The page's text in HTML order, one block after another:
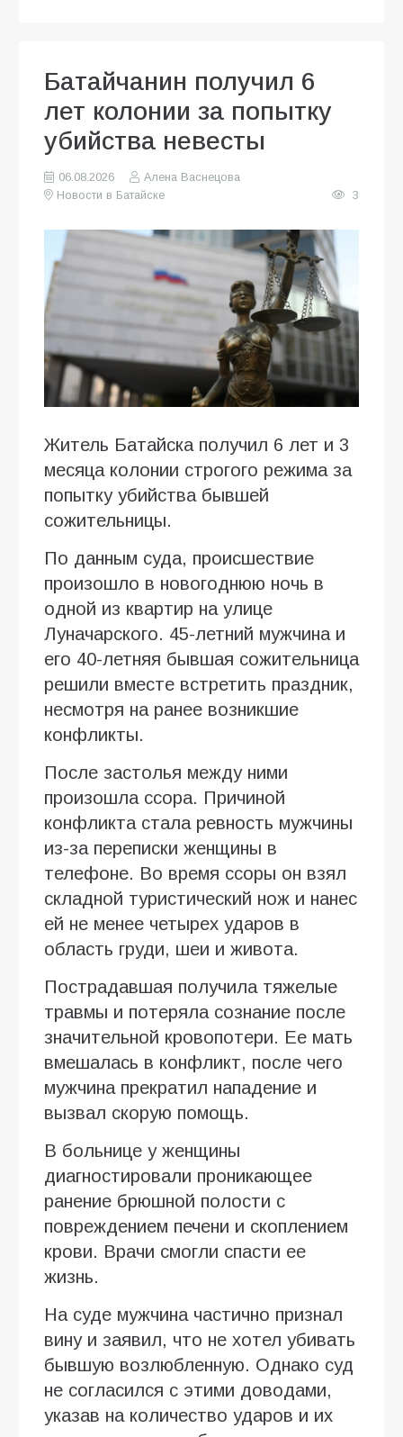
Батайчанин получил 6
лет колонии за попытку
убийства невесты
06.08.2026
Алена Васнецова
Новости в Батайске
3
Житель Батайска получил 6 лет и 3
месяца колонии строгого режима за
попытку убийства бывшей
сожительницы.
По данным суда, происшествие
произошло в новогоднюю ночь в
одной из квартир на улице
Луначарского. 45-летний мужчина и
его 40-летняя бывшая сожительница
решили вместе встретить праздник,
несмотря на ранее возникшие
конфликты.
После застолья между ними
произошла ссора. Причиной
конфликта стала ревность мужчины
из-за переписки женщины в
телефоне. Во время ссоры он взял
складной туристический нож и нанес
ей не менее четырех ударов в
область груди, шеи и живота.
Пострадавшая получила тяжелые
травмы и потеряла сознание после
значительной кровопотери. Ее мать
вмешалась в конфликт, после чего
мужчина прекратил нападение и
вызвал скорую помощь.
В больнице у женщины
диагностировали проникающее
ранение брюшной полости с
повреждением печени и скоплением
крови. Врачи смогли спасти ее
жизнь.
На суде мужчина частично признал
вину и заявил, что не хотел убивать
бывшую возлюбленную. Однако суд
не согласился с этими доводами,
указав на количество ударов и их